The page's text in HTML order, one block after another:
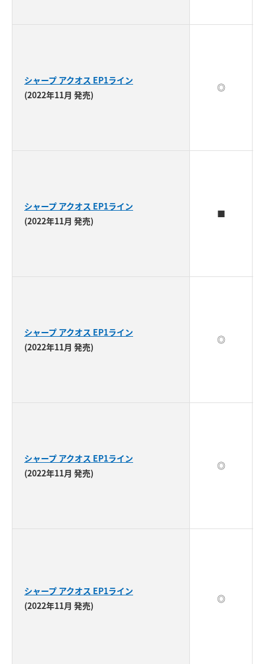
シャープ アクオス EP1ライン
(2022年11月 発売)
◎
シャープ アクオス EP1ライン
(2022年11月 発売)
■
シャープ アクオス EP1ライン
(2022年11月 発売)
◎
シャープ アクオス EP1ライン
(2022年11月 発売)
◎
シャープ アクオス EP1ライン
(2022年11月 発売)
◎